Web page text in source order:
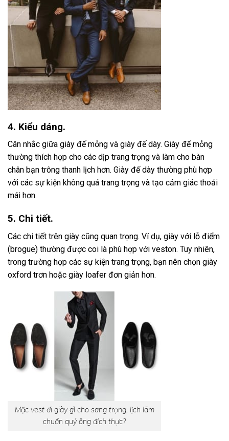
4. Kiểu dáng.
Cân nhắc giữa giày đế mỏng và giày đế dày. Giày đế mỏng
thường thích hợp cho các dịp trang trọng và làm cho bàn
chân bạn trông thanh lịch hơn. Giày đế dày thường phù hợp
với các sự kiện không quá trang trọng và tạo cảm giác thoải
mái hơn.
5. Chi tiết.
Các chi tiết trên giày cũng quan trọng. Ví dụ, giày với lỗ điểm
(brogue) thường được coi là phù hợp với veston. Tuy nhiên,
trong trường hợp các sự kiện trang trọng, bạn nên chọn giày
oxford trơn hoặc giày loafer đơn giản hơn.
Mặc vest đi giày gì cho sang trọng, lịch lãm
chuẩn quý ông đích thực?